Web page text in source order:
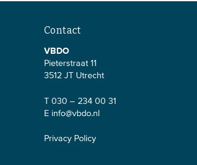
Contact
VBDO
Pieterstraat 11
3512 JT Utrecht
T 030 – 234 00 31
E info@vbdo.nl
Privacy Policy